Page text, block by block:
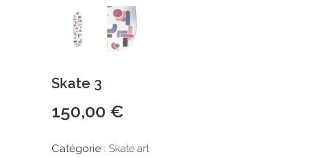
Skate 3
150,00 €
Catégorie : Skate art